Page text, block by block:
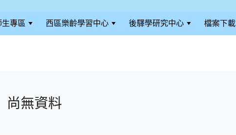
生專區 西區樂齡學習中心 後驛學研究中心 檔案下載
尚無資料